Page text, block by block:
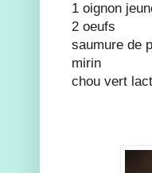
1 oignon
2 oeufs
saumure de
mirin
chou vert